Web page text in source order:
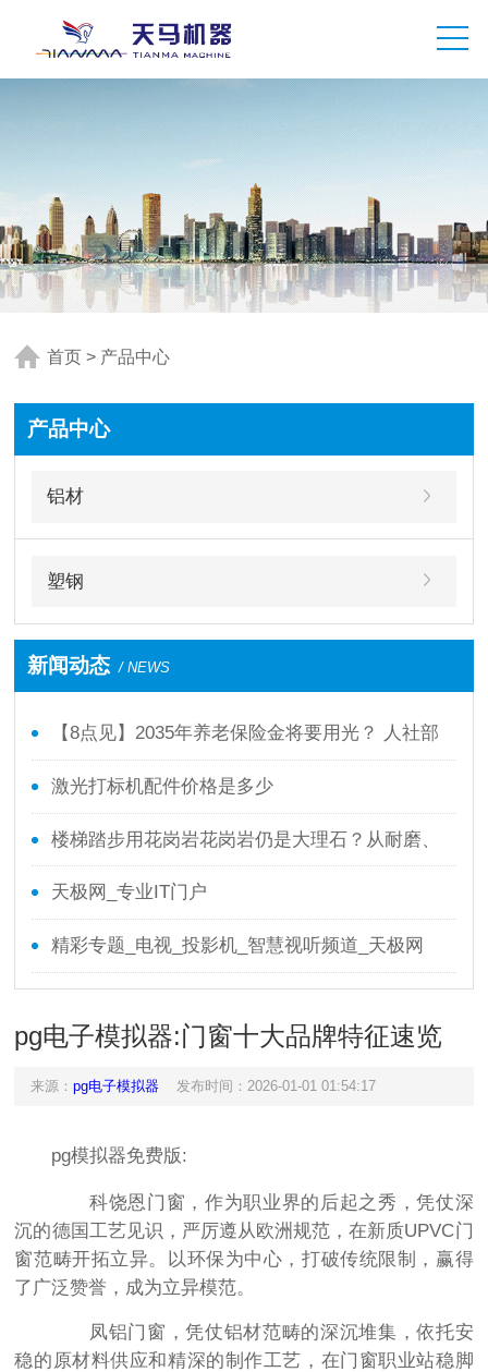
首页 > 产品中心
产品中心
铝材
塑钢
新闻动态 / NEWS
【8点见】2035年养老保险金将要用光？ 人社部
回应了！
激光打标机配件价格是多少
楼梯踏步用花岗岩花岗岩仍是大理石？从耐磨、
防滑、本钱全面剖析
天极网_专业IT门户
精彩专题_电视_投影机_智慧视听频道_天极网
pg电子模拟器:门窗十大品牌特征速览
来源： pg电子模拟器 发布时间：2026-01-01 01:54:17
pg模拟器免费版:
科饶恩门窗，作为职业界的后起之秀，凭仗深
沉的德国工艺见识，严厉遵从欧洲规范，在新质UPVC门
窗范畴开拓立异。以环保为中心，打破传统限制，赢得
了广泛赞誉，成为立异模范。
凤铝门窗，凭仗铝材范畴的深沉堆集，依托安
稳的原材料供应和精深的制作工艺，在门窗职业站稳脚